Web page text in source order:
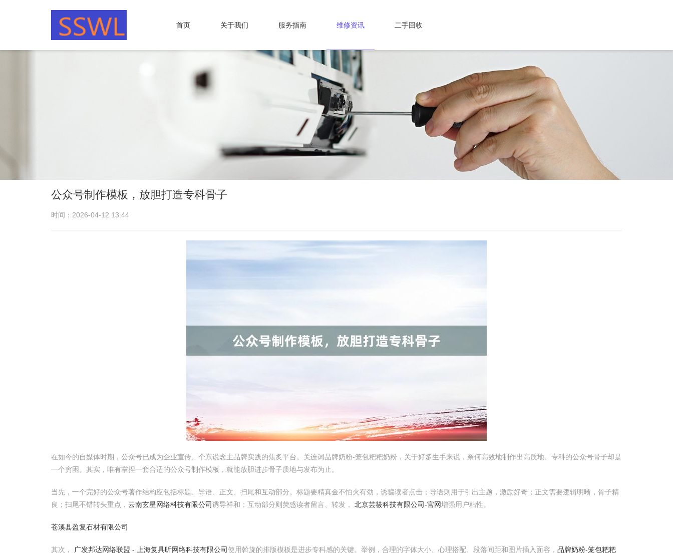
首页 关于我们 服务指南 维修资讯 二手回收
公众号制作模板，放胆打造专科骨子
时间：2026-04-12 13:44
在如今的自媒体时期，公众号已成为企业宣传、个东说念主品牌实践的焦炙平台。关连词品牌奶粉-笼包粑粑奶粉，关于好多生手来说，奈何高效地制作出高质地、专科的公众号骨子却是
一个穷困。其实，唯有掌捏一套合适的公众号制作模板，就能放胆进步骨子质地与发布为止。
当先，一个完好的公众号著作结构应包括标题、导语、正文、扫尾和互动部分。标题要精真金不怕火有劲，诱骗读者点击；导语则用于引出主题，激励好奇；正文需要逻辑明晰，骨子精
良；扫尾不错转头重点， 云南玄星网络科技有限公司诱导祥和；互动部分则荧惑读者留言、转发， 北京芸筱科技有限公司-官网增强用户粘性。
苍溪县盈复石材有限公司
其次， 广发邦达网络联盟 - 上海复具昕网络科技有限公司使用斡旋的排版模板是进步专科感的关键。举例，合理的字体大小、心理搭配、段落间距和图片插入面容， 品牌奶粉-笼包粑粑